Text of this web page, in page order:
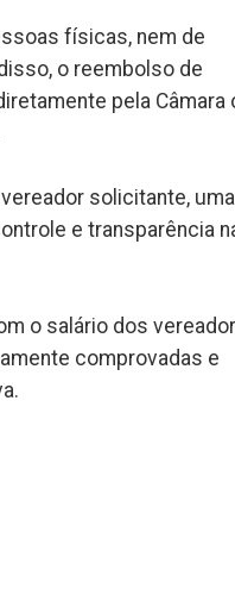
físicas, nem de
o reembolso de
pela Câmara
solicitante, uma
e transparência
o salário dos
comprovadas e